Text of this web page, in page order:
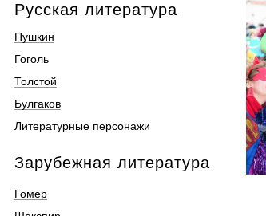
Русская литература
Пушкин
Гоголь
Толстой
Булгаков
Литературные персонажи
Зарубежная литература
Гомер